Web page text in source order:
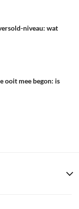
niveau: wat
ooit mee begon: is